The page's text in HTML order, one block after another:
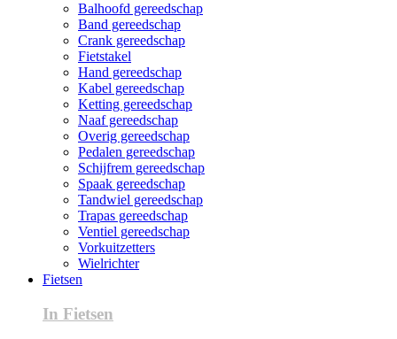
Balhoofd gereedschap
Band gereedschap
Crank gereedschap
Fietstakel
Hand gereedschap
Kabel gereedschap
Ketting gereedschap
Naaf gereedschap
Overig gereedschap
Pedalen gereedschap
Schijfrem gereedschap
Spaak gereedschap
Tandwiel gereedschap
Trapas gereedschap
Ventiel gereedschap
Vorkuitzetters
Wielrichter
Fietsen
In Fietsen